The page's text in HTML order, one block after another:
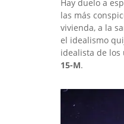
Hay duelo a
las más
vivienda, a la
el idealismo
idealista de los
15-M.